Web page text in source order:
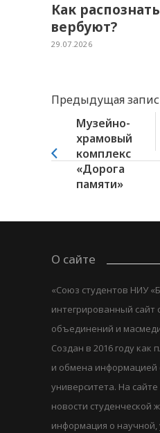
Как
вербуют?
29.07.2026
Предыдущая
Музейно-
храмовый
комплекс
«Дорога
памяти»
О сайте
«Союз студентов НИУ
интегрированный сайт
объединений и
Создан в 2016 году
и обмена информацией
университета. На
новости студенческой
информация о